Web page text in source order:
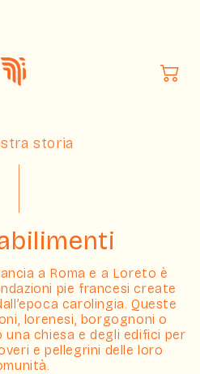
storia
a Roma e a Loreto è
pie francesi create
carolingia. Queste
lorenesi, borgognoni o
una chiesa e degli edifici per
e pellegrini delle loro